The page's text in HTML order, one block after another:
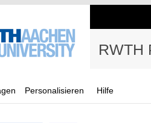
RWTH
Personalisieren Hilfe